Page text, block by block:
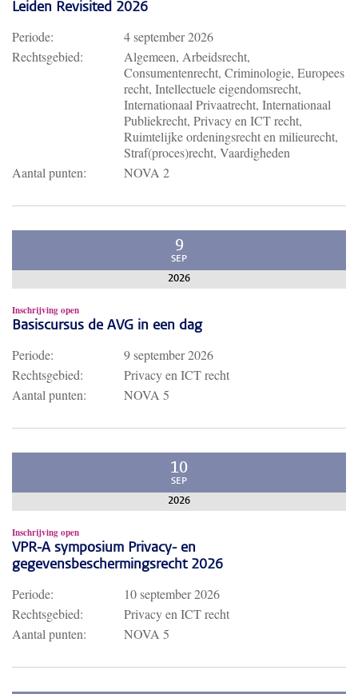
Leiden Revisited 2026
Periode:
4 september 2026
Rechtsgebied:
Algemeen, Arbeidsrecht,
Consumentenrecht, Criminologie, Europees
recht, Intellectuele eigendomsrecht,
Internationaal Privaatrecht, Internationaal
Publiekrecht, Privacy en ICT recht,
Ruimtelijke ordeningsrecht en milieurecht,
Straf(proces)recht, Vaardigheden
Aantal punten:
NOVA 2
9
SEP
2026
Inschrijving open
Basiscursus de AVG in een dag
Periode:
9 september 2026
Rechtsgebied:
Privacy en ICT recht
Aantal punten:
NOVA 5
10
SEP
2026
Inschrijving open
VPR-A symposium Privacy- en
gegevensbeschermingsrecht 2026
Periode:
10 september 2026
Rechtsgebied:
Privacy en ICT recht
Aantal punten:
NOVA 5